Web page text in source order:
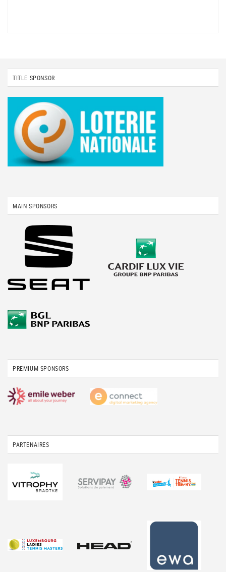
TITLE SPONSOR
MAIN SPONSORS
PREMIUM SPONSORS
PARTENAIRES